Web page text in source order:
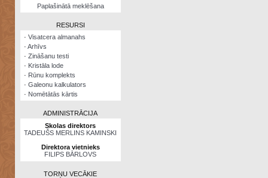
NomētātāsPaplašinātā meklēšana
RESURSI
· Visatcera almanahs
· Arhīvs
· Zināšanu testi
· Kristāla lode
· Rūnu komplekts
· Galeonu kalkulators
· Nomētātās kārtis
ADMINISTRĀCIJA
Skolas direktors
TADEUŠS MERLINS KAMINSKI
Direktora vietnieks
FILIPS BĀRLOVS
TORŅU VECĀKIE